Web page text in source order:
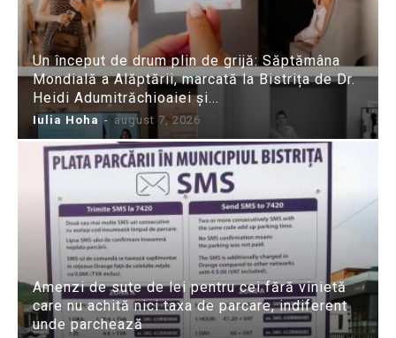
Un început de drum plin de grijă: Săptămâna
Mondială a Alăptării, marcată la Bistrița de Dr.
Heidi Adumitrăchioaiei și...
Iulia Hoha - august 7, 2026
Amenzi de sute de lei pentru cei fără vinietă
care nu achită nici taxa de parcare, indiferent
unde parchează